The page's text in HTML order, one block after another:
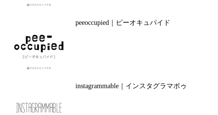
peeoccupied｜ピーオキュパイド
instagrammable｜インスタグラマボゥ